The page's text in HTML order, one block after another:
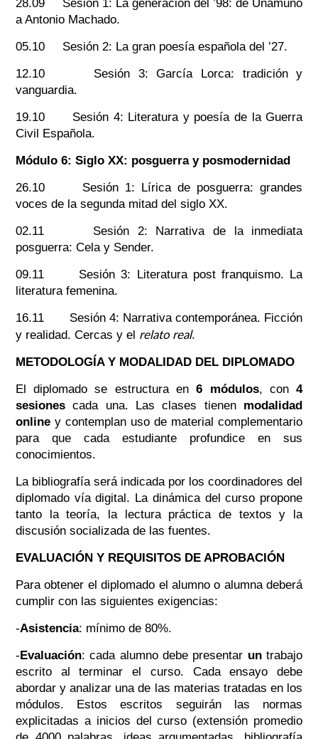
28.09 Sesión 1: La generación del ’98: de Unamuno
a Antonio Machado.
05.10 Sesión 2: La gran poesía española del ’27.
12.10 Sesión 3: García Lorca: tradición y
vanguardia.
19.10 Sesión 4: Literatura y poesía de la Guerra
Civil Española.
Módulo 6: Siglo XX: posguerra y posmodernidad
26.10 Sesión 1: Lírica de posguerra: grandes
voces de la segunda mitad del siglo XX.
02.11 Sesión 2: Narrativa de la inmediata
posguerra: Cela y Sender.
09.11 Sesión 3: Literatura post franquismo. La
literatura femenina.
16.11 Sesión 4: Narrativa contemporánea. Ficción
y realidad. Cercas y el relato real.
METODOLOGÍA Y MODALIDAD DEL DIPLOMADO
El diplomado se estructura en6 módulos, con4
sesionescada una. Las clases tienen modalidad
onliney contemplan uso de material complementario
para que cada estudiante profundice en sus
conocimientos.
La bibliografía será indicada por los coordinadores del
diplomado vía digital. La dinámica del curso propone
tanto la teoría, la lectura práctica de textos y la
discusión socializada de las fuentes.
EVALUACIÓN Y REQUISITOS DE APROBACIÓN
Para obtener el diplomado el alumno o alumna deberá
cumplir con las siguientes exigencias:
-Asistencia: mínimo de 80%.
- Evaluación: cada alumno debe presentar untrabajo
escrito al terminar el curso. Cada ensayo debe
abordar y analizar una de las materias tratadas en los
módulos. Estos escritos seguirán las normas
explicitadas a inicios del curso (extensión promedio